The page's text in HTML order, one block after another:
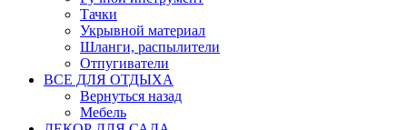
Тачки
Укрывной материал
Шланги, распылители
Отпугиватели
ВСЕ ДЛЯ ОТДЫХА
Вернуться назад
Мебель